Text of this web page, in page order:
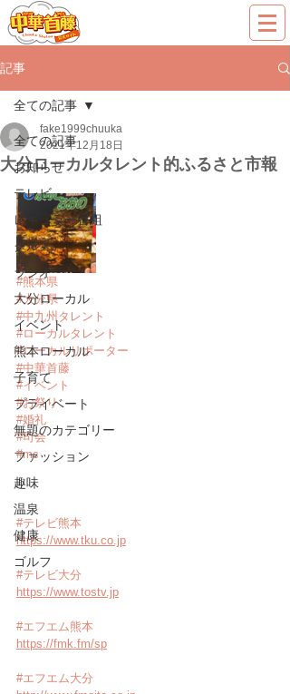
記事
全ての記事
お知らせ
テレビ
レギュラー番組
グルメ
ラジオ
大分ローカル
イベント
熊本ローカル
子育て
プライベート
無題のカテゴリー
ファッション
趣味
温泉
健康
ゴルフ
全ての記事
大分ローカルタレント的ふるさと市報
fake1999chuuka
2021年12月18日
#熊本県
#大分県
#中九州タレント
#ローカルタレント
#ローカルリポーター
#中華首藤
#イベント
#お祭り
#婚礼
#司会
#mc
#テレビ熊本
https://www.tku.co.jp
#テレビ大分
https://www.tostv.jp
#エフエム熊本
https://fmk.fm/sp
#エフエム大分